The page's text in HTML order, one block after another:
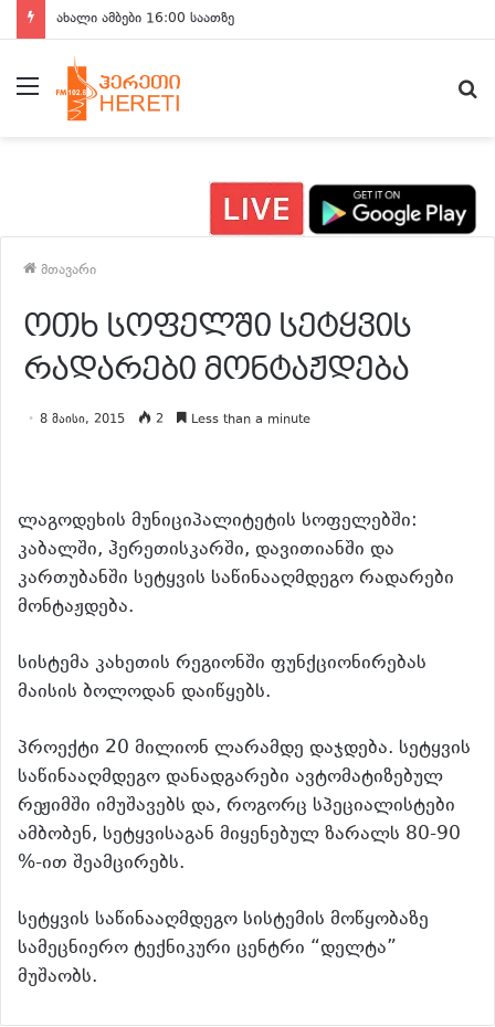
ახალი ამბები 16:00 საათზე
მენიუ
მთავარი
ოთხ სოფელში სეტყვის
რადარები მონტაჟდება
8 მაისი, 2015 2 Less than a minute
ლაგოდეხის მუნიციპალიტეტის სოფელებში:
კაბალში, ჰერეთისკარში, დავითიანში და
კართუბანში სეტყვის საწინააღმდეგო რადარები
მონტაჟდება.
სისტემა კახეთის რეგიონში ფუნქციონირებას
მაისის ბოლოდან დაიწყებს.
პროექტი 20 მილიონ ლარამდე დაჯდება. სეტყვის
საწინააღმდეგო დანადგარები ავტომატიზებულ
რეჟიმში იმუშავებს და, როგორც სპეციალისტები
ამბობენ, სეტყვისაგან მიყენებულ ზარალს 80-90
%-ით შეამცირებს.
სეტყვის საწინააღმდეგო სისტემის მოწყობაზე
სამეცნიერო ტექნიკური ცენტრი “დელტა”
მუშაობს.